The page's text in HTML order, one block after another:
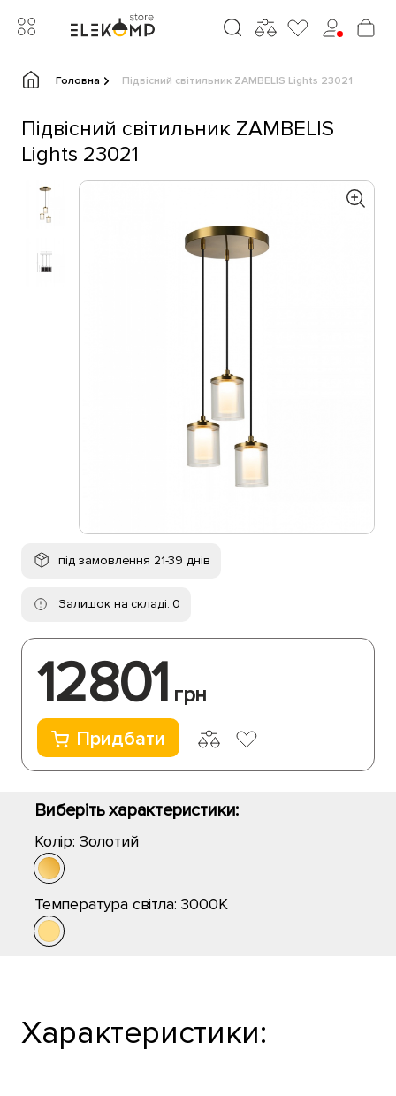
Головна Підвісний світильник ZAMBELIS Lights 23021
Підвісний світильник ZAMBELIS
Lights 23021
під замовлення 21-39 днів
Залишок на складі: 0
12801 грн
Придбати
Виберіть характеристики:
Колір: Золотий
Температура світла: 3000K
Характеристики: